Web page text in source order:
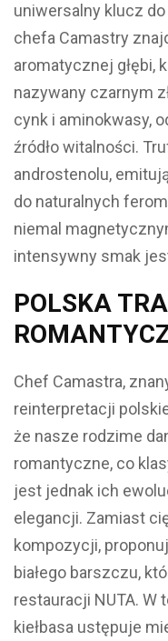
uniwersalny klucz
chefa Camastry
aromatycznej głębi,
nazywany czarnym
cynk i aminokwasy,
źródło witalności.
androstenolu,
do naturalnych
niemal
intensywny smak
POLSKA
Chef Camastra,
reinterpretacji
że nasze rodzime
romantyczne, co
jest jednak ich
elegancji. Zamiast
kompozycji,
białego barszczu,
restauracji NUTA.
kiełbasa ustępuje